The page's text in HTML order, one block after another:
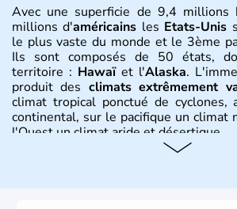
Avec une superficie de 9,4
millions d'américains les Etats-Unis
le plus vaste du monde et le 3ème
Ils sont composés de 50 états,
territoire : Hawaïet l'Alaska.
produit des climats extrêmement
climat tropical ponctué de cyclones,
continental, sur le pacifique un climat
l'Ouest un climat aride et désertique.